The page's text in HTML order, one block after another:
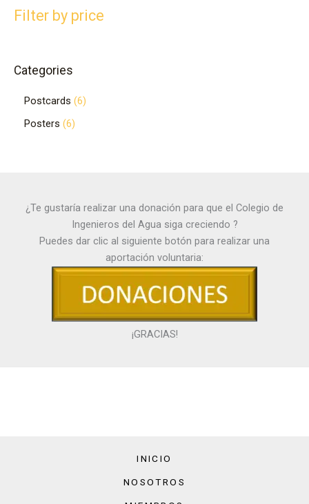
Filter by price
Categories
Postcards 6
Posters 6
¿Te gustaría realizar una donación para que el Colegio de
Ingenieros del Agua siga creciendo ?
Puedes dar clic al siguiente botón para realizar una
aportación voluntaria:
¡GRACIAS!
INICIO
NOSOTROS